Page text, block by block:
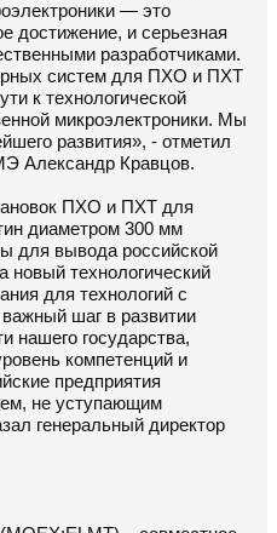
— это
достижение, и серьезная
разработчиками.
систем для ПХО и ПХТ
к технологической
микроэлектроники. Мы
развития», - отметил
Александр Кравцов.
ПХО и ПХТ для
диаметром 300 мм
для вывода российской
новый технологический
для технологий с
шаг в развитии
нашего государства,
компетенций и
предприятия
не уступающим
генеральный директор